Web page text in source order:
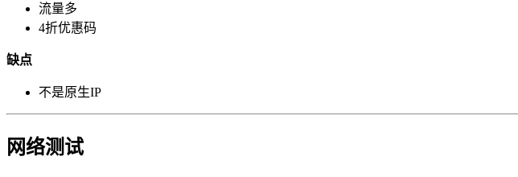
流量多
4折优惠码
缺点
不是原生IP
网络测试